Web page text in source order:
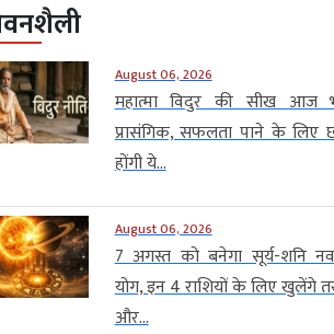
August 06, 2026
महात्मा विदुर की सीख आज
प्रासंगिक, सफलता पाने के लिए
होंगी ये...
August 06, 2026
7 अगस्त को बनेगा सूर्य-शनि
योग, इन 4 राशियों के लिए खुलेंगे
और...